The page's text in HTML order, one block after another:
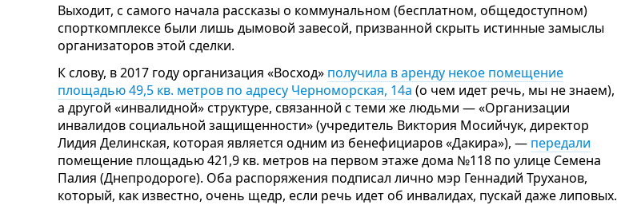
Выходит, с самого начала рассказы о коммунальном (бесплатном, общедоступном)
спорткомплексе были лишь дымовой завесой, призванной скрыть истинные замыслы
организаторов этой сделки.
К слову, в 2017 году организация «Восход» получила в аренду некое помещение
площадью 49,5 кв. метров по адресу Черноморская, 14а (о чем идет речь, мы не знаем),
а другой «инвалидной» структуре, связанной с теми же людьми — «Организации
инвалидов социальной защищенности» (учредитель Виктория Мосийчук, директор
Лидия Делинская, которая является одним из бенефициаров «Дакира»), — передали
помещение площадью 421,9 кв. метров на первом этаже дома №118 по улице Семена
Палия (Днепродороге). Оба распоряжения подписал лично мэр Геннадий Труханов,
который, как известно, очень щедр, если речь идет об инвалидах, пускай даже липовых.